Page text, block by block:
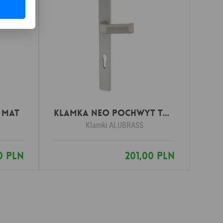
mat
PLN
Klamka NEO POCHWYT tytan
KlamkiALUBRASS
201,00 PLN